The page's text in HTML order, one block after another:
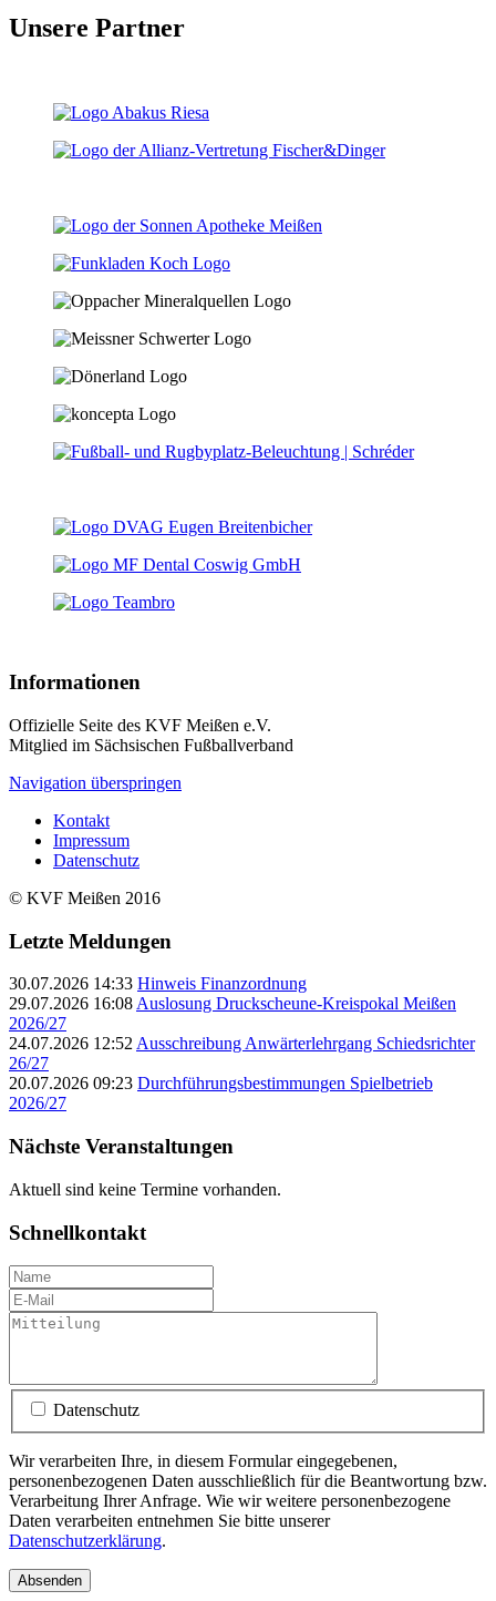
Unsere Partner
Informationen
Offizielle Seite des KVF Meißen e.V.
Mitglied im Sächsischen Fußballverband
Navigation überspringen
Kontakt
Impressum
Datenschutz
© KVF Meißen 2016
Letzte Meldungen
30.07.2026 14:33 Hinweis Finanzordnung
29.07.2026 16:08 Auslosung Druckscheune-Kreispokal Meißen
2026/27
24.07.2026 12:52 Ausschreibung Anwärterlehrgang Schiedsrichter
26/27
20.07.2026 09:23 Durchführungsbestimmungen Spielbetrieb
2026/27
Nächste Veranstaltungen
Aktuell sind keine Termine vorhanden.
Schnellkontakt
Datenschutz
Wir verarbeiten Ihre, in diesem Formular eingegebenen,
personenbezogenen Daten ausschließlich für die Beantwortung bzw.
Verarbeitung Ihrer Anfrage. Wie wir weitere personenbezogene
Daten verarbeiten entnehmen Sie bitte unserer
Datenschutzerklärung.
Absenden